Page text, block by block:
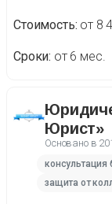
Стоимость от 8
Сроки от 6 мес.
Юрист»
Основано в
консультация
защита от